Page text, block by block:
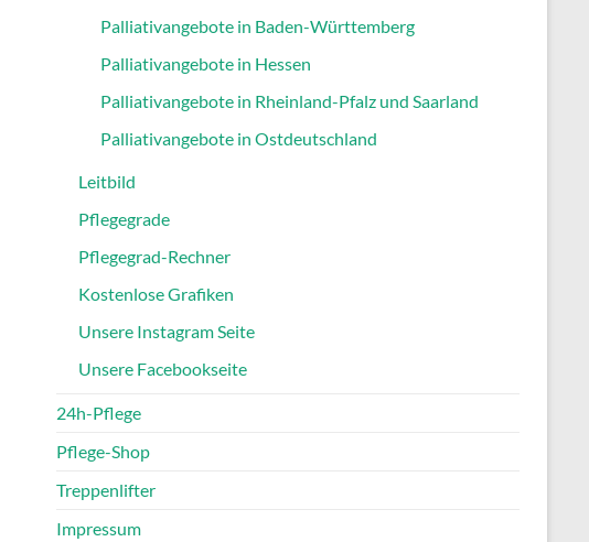
Palliativangebote in Baden-Württemberg
Palliativangebote in Hessen
Palliativangebote in Rheinland-Pfalz und Saarland
Palliativangebote in Ostdeutschland
Leitbild
Pflegegrade
Pflegegrad-Rechner
Kostenlose Grafiken
Unsere Instagram Seite
Unsere Facebookseite
24h-Pflege
Pflege-Shop
Treppenlifter
Impressum